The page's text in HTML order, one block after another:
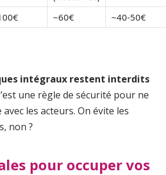
~60€ ~40-50€
intégraux restent interdits
une règle de sécurité pour ne
les acteurs. On évite les
non ?
pour occuper vos